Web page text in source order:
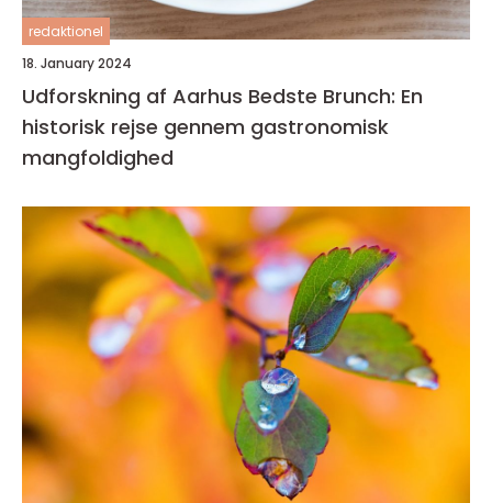
redaktionel
18. January 2024
Udforskning af Aarhus Bedste Brunch: En
historisk rejse gennem gastronomisk
mangfoldighed